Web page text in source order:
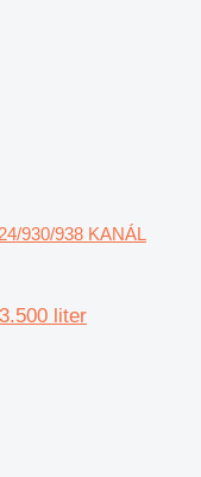
930/938 KANÁL
liter